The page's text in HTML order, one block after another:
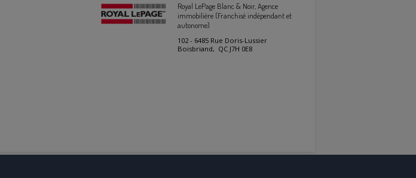
Royal LePage Blanc & Noir, Agence
immobilière (Franchisé indépendant et
autonome)
102 - 6485 Rue Doris-Lussier
Boisbriand, QC J7H 0E8